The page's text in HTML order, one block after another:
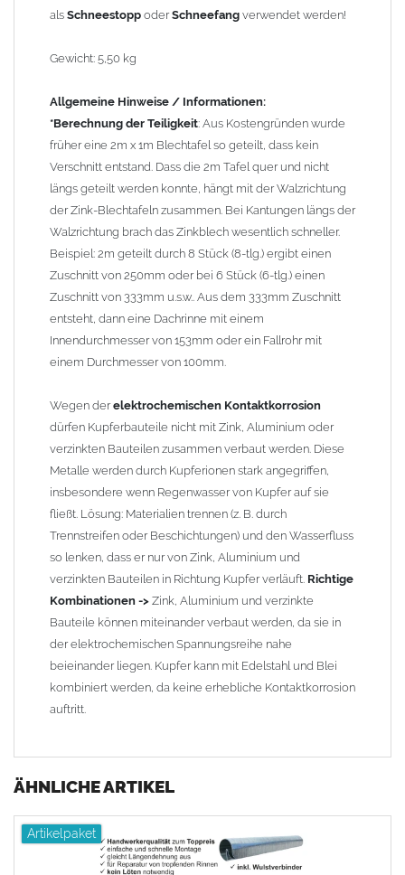
Wegen der elektrochemischen Kontaktkorrosion
dürfen
Bauteilen zusammen verbaut werden. Diese Metalle werden
Regenwasser von Kupfer auf sie fließt. Lösung: Materialien
trennen (z. B. durch Trennstreifen oder Beschichtungen) und den
Wasserfluss so lenken, dass er nur von Zink, Aluminium und
verzinkten Bauteilen in Richtung Kupfer verläuft.
Richtige
Kombinationen ->
Zink, Aluminium und verzinkte Bauteile
können miteinander verbaut werden, da sie in der
elektrochemischen Spannungsreihe nahe beieinander liegen.
Kupfer kann mit Edelstahl und Blei kombiniert werden, da keine
erhebliche Kontaktkorrosion auftritt.
als Schneestopp oderSchneefang verwendet werden!
Gewicht: 5,50 kg
Allgemeine Hinweise / Informationen:
*Berechnung der Teiligkeit: Aus Kostengründen wurde
früher eine 2m x 1m Blechtafel so geteilt, dass kein
Verschnitt entstand. Dass die 2m Tafel quer und nicht
längs geteilt werden konnte, hängt mit der Walzrichtung
der Zink-Blechtafeln zusammen. Bei Kantungen längs der
Walzrichtung brach das Zinkblech wesentlich schneller.
Beispiel: 2m geteilt durch 8 Stück (8-tlg.) ergibt einen
Zuschnitt von 250mm oder bei 6 Stück (6-tlg.) einen
Zuschnitt von 333mm u.s.w.. Aus dem 333mm Zuschnitt
entsteht, dann eine Dachrinne mit einem
Innendurchmesser von 153mm oder ein Fallrohr mit
einem Durchmesser von 100mm.
Wegen derelektrochemischen Kontaktkorrosion
dürfen Kupferbauteile nicht mit Zink, Aluminium oder
verzinkten Bauteilen zusammen verbaut werden. Diese
Metalle werden durch Kupferionen stark angegriffen,
insbesondere wenn Regenwasser von Kupfer auf sie
fließt. Lösung: Materialien trennen (z. B. durch
Trennstreifen oder Beschichtungen) und den Wasserfluss
so lenken, dass er nur von Zink, Aluminium und
verzinkten Bauteilen in Richtung Kupfer verläuft. Richtige
Kombinationen -> Zink, Aluminium und verzinkte
Bauteile können miteinander verbaut werden, da sie in
der elektrochemischen Spannungsreihe nahe
beieinander liegen. Kupfer kann mit Edelstahl und Blei
kombiniert werden, da keine erhebliche Kontaktkorrosion
auftritt.
ÄHNLICHE ARTIKEL
Artikelpaket